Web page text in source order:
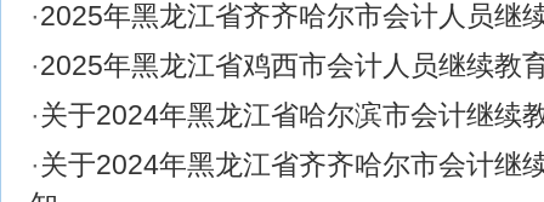
·2025年黑龙江省齐齐哈尔市会计人员继
·2025年黑龙江省鸡西市会计人员继续教
· 关于2024年黑龙江省哈尔滨市会计继续
· 关于2024年黑龙江省齐齐哈尔市会计继